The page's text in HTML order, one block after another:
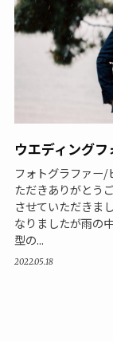
ウエディング
フォトグラファー
ただきありがとう
させていただきま
なりましたが雨の
型の...
2022.05.18